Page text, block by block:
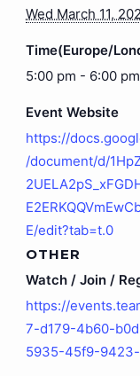
Wed March 11,
Time(Europe/
5:00 pm - 6:00 pm
Event Website
https://
/document/d/
E/edit?tab=t.0
OTHER
Watch / Join /
https://
7-d179-4b60-
5935-45f9-